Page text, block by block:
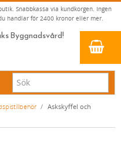
Snabbkassa via kundkorgen. Ingen
handlar för 2400 kronor eller mer.
Byggnadsvård!
/ Askskyffel och